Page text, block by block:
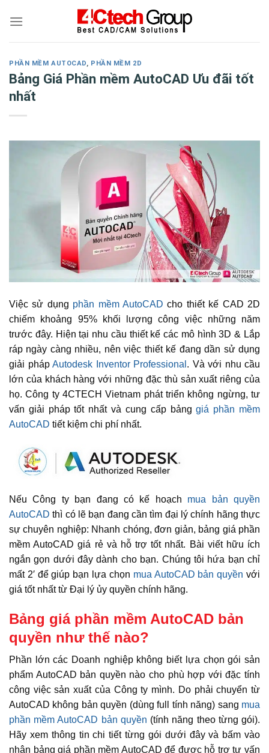
PHẦN MỀM AUTOCAD, PHẦN MỀM 2D
Bảng Giá Phần mềm AutoCAD Ưu đãi tốt
nhất
Việc sử dụng phần mềm AutoCAD cho thiết kế CAD 2D
chiếm khoảng 95% khối lượng công việc những năm
trước đây. Hiện tại nhu cầu thiết kế các mô hình 3D & Lắp
ráp ngày càng nhiều, nên việc thiết kế đang dần sử dụng
giải pháp Autodesk Inventor Professional . Và với nhu cầu
lớn của khách hàng với những đặc thù sản xuất riêng của
họ. Công ty 4CTECH Vietnam phát triển không ngừng, tư
vấn giải pháp tốt nhất và cung cấp bảnggiá phần mềm
AutoCAD tiết kiệm chi phí nhất.
Nếu Công ty bạn đang có kế hoạch mua bản quyền
AutoCAD thì có lẽ bạn đang cần tìm đại lý chính hãng thực
sự chuyên nghiệp: Nhanh chóng, đơn giản, bảng giá phần
mềm AutoCAD giá rẻ và hỗ trợ tốt nhất. Bài viết hữu ích
ngắn gọn dưới đây dành cho bạn. Chúng tôi hứa bạn chỉ
mất 2′ để giúp bạn lựa chọn mua AutoCAD bản quyền với
giá tốt nhất từ Đại lý ủy quyền chính hãng.
Bảng giá phần mềm AutoCAD bản
quyền như thế nào?
Phần lớn các Doanh nghiệp không biết lựa chọn gói sản
phẩm AutoCAD bản quyền nào cho phù hợp với đặc tính
công việc sản xuất của Công ty mình. Do phải chuyển từ
AutoCAD không bản quyền (dùng full tính năng) sang mua
phần mềm AutoCAD bản quyền (tính năng theo từng gói).
Hãy xem thông tin chi tiết từng gói dưới đây và bấm vào
nhận bảng giá phần mềm AutoCAD để được hỗ trợ tư vấn